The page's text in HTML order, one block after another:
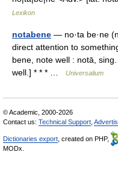
Lexikon
notabene — no·ta be·ne
direct attention to
bene, note well : notā,
well.] * * * …
Universalium
© Academic, 2000-2026
Contact us: Technical Support
Dictionaries export , created on PHP,
MODx.